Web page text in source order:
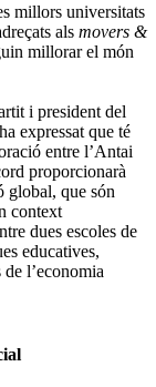
millors universitats
als movers &
millorar el món
i president del
expressat que té
entre l’Antai
proporcionarà
global, que són
context
dues escoles de
educatives,
l’economia